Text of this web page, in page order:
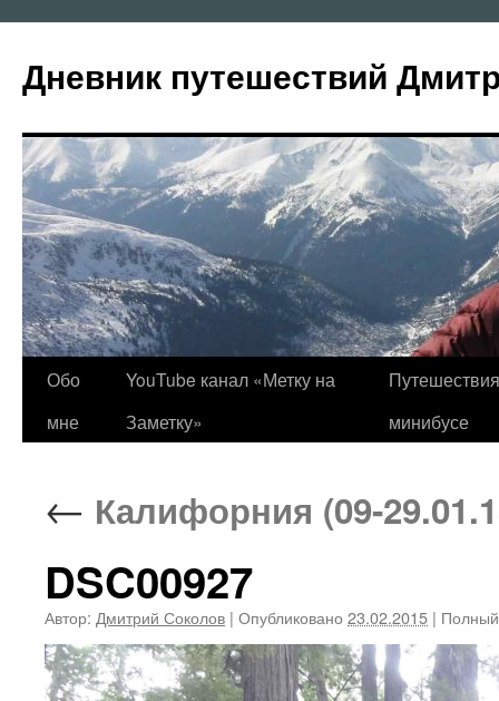
содержимому
Дневник путешествий
Обо
мне
YouTube канал «Метку на
Заметку»
минибусе
← Калифорния (09-
DSC00927
Автор: Дмитрий Соколов | Опубликовано 23.02.2015 |